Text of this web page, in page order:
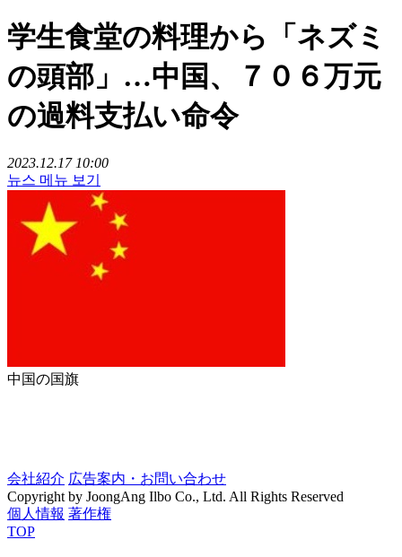
学生食堂の料理から「ネズミ
の頭部」…中国、７０６万元
の過料支払い命令
2023.12.17 10:00
뉴스 메뉴 보기
中国の国旗
会社紹介 広告案内・お問い合わせ
Copyright by JoongAng Ilbo Co., Ltd. All Rights Reserved
個人情報 著作権
TOP